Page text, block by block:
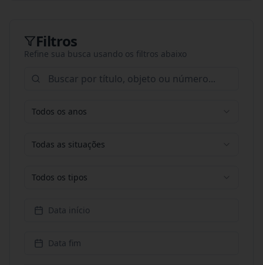
Filtros
Refine sua busca usando os filtros abaixo
Todos os anos
Todas as situações
Todos os tipos
Data início
Data fim